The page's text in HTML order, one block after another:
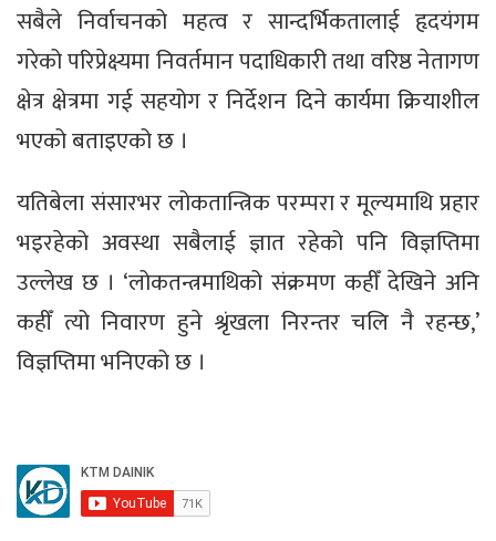
सबैले निर्वाचनको महत्व र सान्दर्भिकतालाई हृदयंगम
गरेको परिप्रेक्ष्यमा निवर्तमान पदाधिकारी तथा वरिष्ठ नेतागण
क्षेत्र क्षेत्रमा गई सहयोग र निर्देशन दिने कार्यमा क्रियाशील
भएको बताइएको छ ।
यतिबेला संसारभर लोकतान्त्रिक परम्परा र मूल्यमाथि प्रहार
भइरहेको अवस्था सबैलाई ज्ञात रहेको पनि विज्ञप्तिमा
उल्लेख छ । ‘लोकतन्त्रमाथिको संक्रमण कहीँ देखिने अनि
कहीँ त्यो निवारण हुने श्रृंखला निरन्तर चलि नै रहन्छ,’
विज्ञप्तिमा भनिएको छ ।